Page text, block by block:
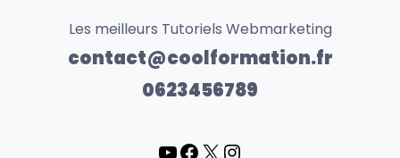
Les meilleurs Tutoriels Webmarketing
contact@coolformation.fr
0623456789